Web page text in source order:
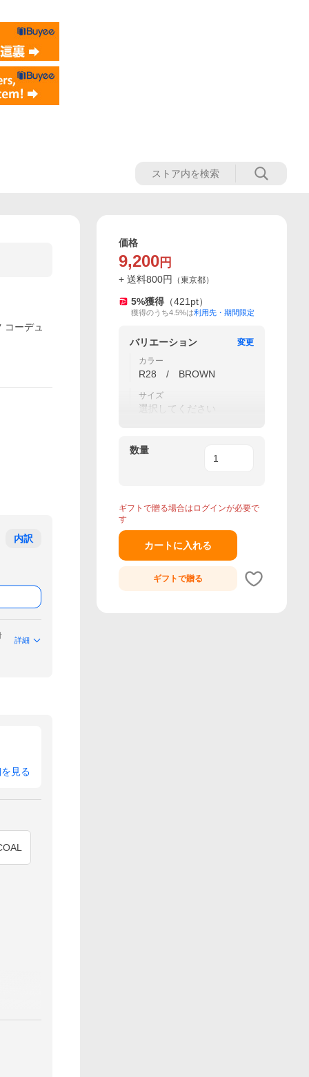
コーデュ
内訳
詳細
見る
価格
9,200 円
+ 送料800円 （東京都）
5%獲得 （421 pt）
獲得のうち4.5%は利用先・期間限定
バリエーション
変更
カラー
R28 / BROWN
サイズ
選択してください
数量
ギフトで贈る場合はログインが必要で
す
カートに入れる
ギフトで贈る